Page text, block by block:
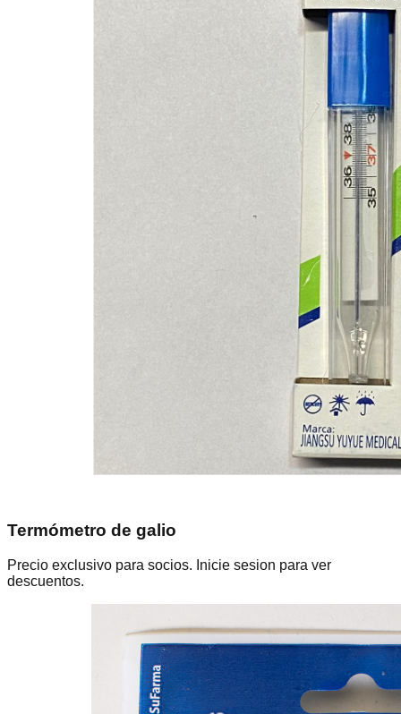
Termómetro de galio
Precio exclusivo para socios. Inicie sesion para ver
descuentos.